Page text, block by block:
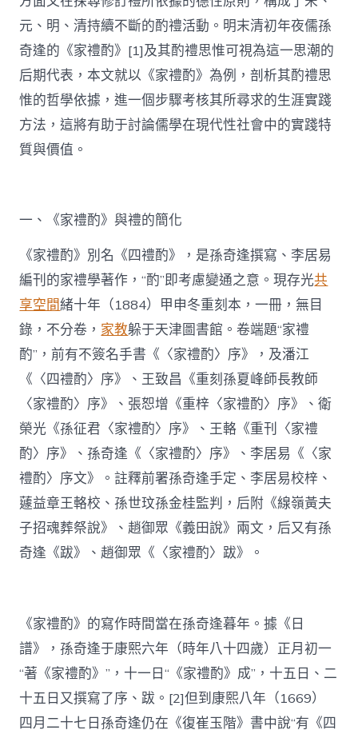
元、明、清持續不斷的酌禮活動。明末清初年夜儒孫
奇逢的《家禮酌》[1]及其酌禮思惟可視為這一思潮的
后期代表，本文就以《家禮酌》為例，剖析其酌禮思
惟的哲學依據，進一個步驟考核其所尋求的生涯實踐
方法，這將有助于討論儒學在現代性社會中的實踐特
質與價值。
一、《家禮酌》與禮的簡化
《家禮酌》別名《四禮酌》，是孫奇逢撰寫、李居易
編刊的家禮學著作，“酌”即考慮變通之意。現存光共
享空間緒十年（1884）甲申冬重刻本，一冊，無目
錄，不分卷， 家教躲于天津圖書館。卷端題“家禮
酌”，前有不簽名手書《〈家禮酌〉序》，及潘江
《〈四禮酌〉序》、王致昌《重刻孫夏峰師長教師
〈家禮酌〉序》、張恕增《重梓〈家禮酌〉序》、衛
榮光《孫征君〈家禮酌〉序》、王輅《重刊〈家禮
酌〉序》、孫奇逢《〈家禮酌〉序》、李居易《〈家
禮酌〉序文》。註釋前署孫奇逢手定、李居易校梓、
蘧益章王輅校、孫世玟孫金桂監判，后附《線嶺黃夫
子招魂葬祭說》、趙御眾《義田說》兩文，后又有孫
奇逢《跋》、趙御眾《〈家禮酌〉跋》。
《家禮酌》的寫作時間當在孫奇逢暮年。據《日
譜》，孫奇逢于康熙六年（時年八十四歲）正月初一
“著《家禮酌》”，十一日“《家禮酌》成”，十五日、二
十五日又撰寫了序、跋。[2]但到康熙八年（1669）
四月二十七日孫奇逢仍在《復崔玉階》書中說“有《四